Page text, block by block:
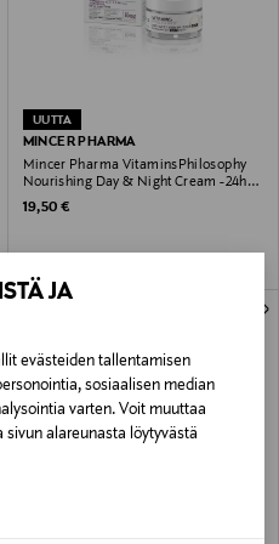
JA
evästeiden tallentamisen
sosiaalisen median
varten. Voit muuttaa
alareunasta löytyvästä
UUTTA
MINCER PHARMA
Mincer Pharma VitaminsPhilosophy
Nourishing Day & Night Cream -24h
hoitovoide 50ml
Original Price
19,50 €